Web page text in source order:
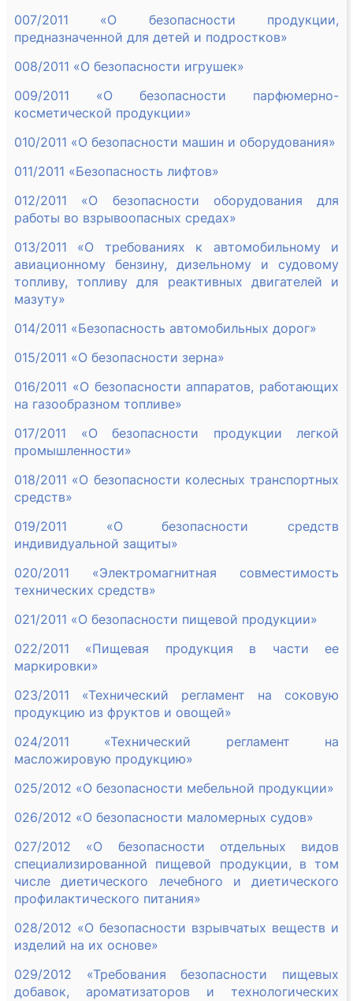
007/2011 «О безопасности продукции,
предназначенной для детей и подростков»
008/2011 «О безопасности игрушек»
009/2011 «О безопасности парфюмерно-
косметической продукции»
010/2011 «О безопасности машин и оборудования»
011/2011 «Безопасность лифтов»
012/2011 «О безопасности оборудования для
работы во взрывоопасных средах»
013/2011 «О требованиях к автомобильному и
авиационному бензину, дизельному и судовому
топливу, топливу для реактивных двигателей и
мазуту»
014/2011 «Безопасность автомобильных дорог»
015/2011 «О безопасности зерна»
016/2011 «О безопасности аппаратов, работающих
на газообразном топливе»
017/2011 «О безопасности продукции легкой
промышленности»
018/2011 «О безопасности колесных транспортных
средств»
019/2011 «О безопасности средств
индивидуальной защиты»
020/2011 «Электромагнитная совместимость
технических средств»
021/2011 «О безопасности пищевой продукции»
022/2011 «Пищевая продукция в части ее
маркировки»
023/2011 «Технический регламент на соковую
продукцию из фруктов и овощей»
024/2011 «Технический регламент на
масложировую продукцию»
025/2012 «О безопасности мебельной продукции»
026/2012 «О безопасности маломерных судов»
027/2012 «О безопасности отдельных видов
специализированной пищевой продукции, в том
числе диетического лечебного и диетического
профилактического питания»
028/2012 «О безопасности взрывчатых веществ и
изделий на их основе»
029/2012 «Требования безопасности пищевых
добавок, ароматизаторов и технологических